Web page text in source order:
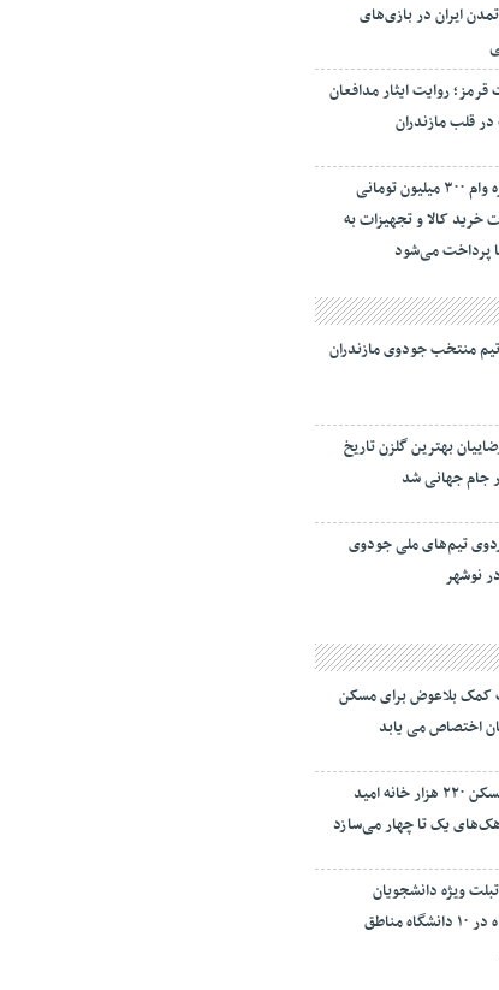
ایران در بازی‌های
روایت ایثار مدافعان
قلب مازندران
۵۰۰ فقره وام ۳۰۰ میلیون تومانی
خرید کالا و تجهیزات به
پرداخت می‌شود
منتخب جودوی مازندران
بهترین گلزن تاریخ
جام جهانی شد
تیم‌های ملی جودوی
نوشهر
کمک بلاعوض برای مسکن
اختصاص می یابد
بنیاد مسکن ۲۲۰ هزار خانه امید
یک تا چهار می‌سازد
ویژه دانشجویان
توانخواه در ۱۰ دانشگاه مناطق